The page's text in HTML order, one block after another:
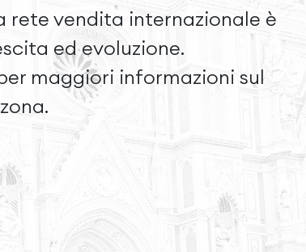
rete vendita internazionale è
ed evoluzione.
maggiori informazioni sul